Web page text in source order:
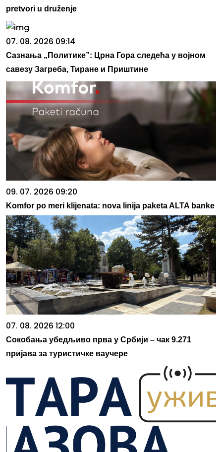
pretvori u druženje
07. 08. 2026 09:14
Сазнања „Политике”: Црна Гора следећа у војном
савезу Загреба, Тиране и Приштине
09. 07. 2026 09:20
Komfor po meri klijenata: nova linija paketa ALTA banke
07. 08. 2026 12:00
Сокобања убедљиво прва у Србији – чак 9.271
пријава за туристичке ваучере